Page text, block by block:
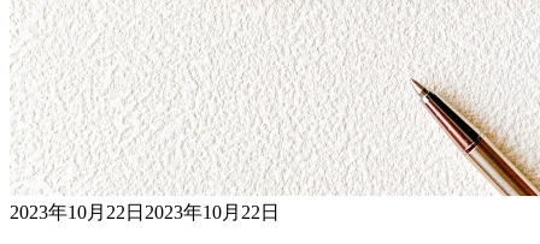
2023年10月22日 2023年10月22日